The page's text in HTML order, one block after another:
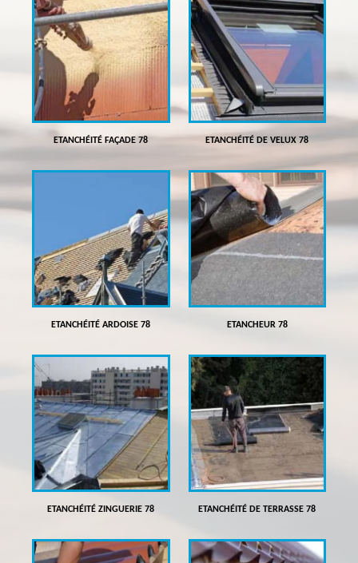
ETANCHÉITÉ FAÇADE 78 ETANCHÉITÉ DE VELUX 78
ETANCHÉITÉ ARDOISE 78 ETANCHEUR 78
ETANCHÉITÉ ZINGUERIE 78 ETANCHÉITÉ DE TERRASSE 78